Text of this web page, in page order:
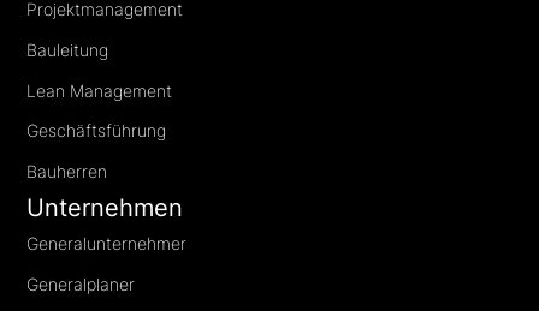
Projektmanagement
Bauleitung
Lean Management
Geschäftsführung
Bauherren
Unternehmen
Generalunternehmer
Generalplaner